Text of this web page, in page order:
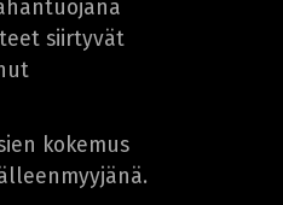
siirtyvät
kokemus